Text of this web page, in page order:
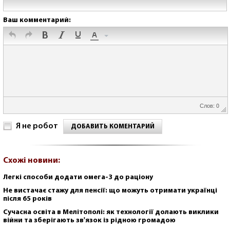
Ваш комментарий:
Слов: 0
Я не робот ДОБАВИТЬ КОМЕНТАРИЙ
Схожі новини:
Легкі способи додати омега-3 до раціону
Не вистачає стажу для пенсії: що можуть отримати українці
після 65 років
Сучасна освіта в Мелітополі: як технології долають виклики
війни та зберігають зв'язок із рідною громадою